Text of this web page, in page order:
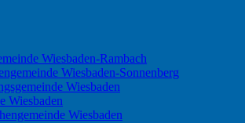
Wiesbaden-Rambach
Wiesbaden-Sonnenberg
Wiesbaden
Wiesbaden
Wiesbaden